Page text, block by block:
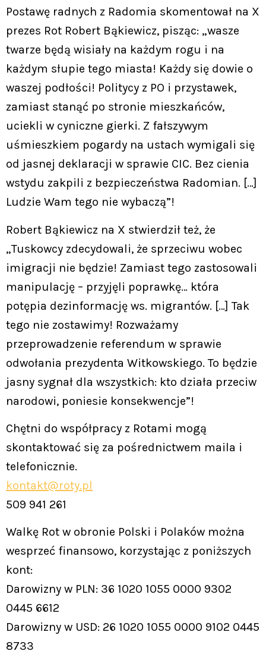
Postawę radnych z Radomia skomentował na X
prezes Rot Robert Bąkiewicz, pisząc: „wasze
twarze będą wisiały na każdym rogu i na
każdym słupie tego miasta! Każdy się dowie o
waszej podłości! Politycy z PO i przystawek,
zamiast stanąć po stronie mieszkańców,
uciekli w cyniczne gierki. Z fałszywym
uśmieszkiem pogardy na ustach wymigali się
od jasnej deklaracji w sprawie CIC. Bez cienia
wstydu zakpili z bezpieczeństwa Radomian. […]
Ludzie Wam tego nie wybaczą”!
Robert Bąkiewicz na X stwierdził też, że
„Tuskowcy zdecydowali, że sprzeciwu wobec
imigracji nie będzie! Zamiast tego zastosowali
manipulację – przyjęli poprawkę… która
potępia dezinformację ws. migrantów. […] Tak
tego nie zostawimy! Rozważamy
przeprowadzenie referendum w sprawie
odwołania prezydenta Witkowskiego. To będzie
jasny sygnał dla wszystkich: kto działa przeciw
narodowi, poniesie konsekwencje”!
Chętni do współpracy z Rotami mogą
skontaktować się za pośrednictwem maila i
telefonicznie.
kontakt@roty.pl
509 941 261
Walkę Rot w obronie Polski i Polaków można
wesprzeć finansowo, korzystając z poniższych
kont:
Darowizny w PLN: 36 1020 1055 0000 9302
0445 6612
Darowizny w USD: 26 1020 1055 0000 9102 0445
8733